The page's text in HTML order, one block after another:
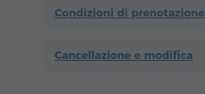
Condizioni di prenotazione
Cancellazione e modifica